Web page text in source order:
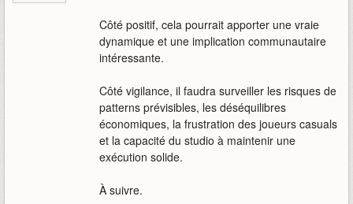
Côté positif, cela pourrait apporter une vraie
dynamique et une implication communautaire
intéressante.
Côté vigilance, il faudra surveiller les risques de
patterns prévisibles, les déséquilibres
économiques, la frustration des joueurs casuals
et la capacité du studio à maintenir une
exécution solide.
À suivre.